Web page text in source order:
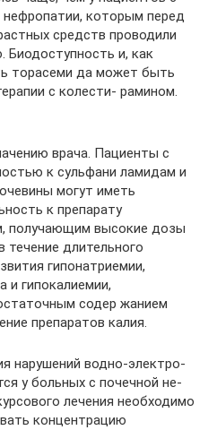
которым перед
средств проводили
Биодоступность и, как
торасеми­ да может быть
с колести- рамином.
врача. Пациенты с
к сульфани­ ламидам и
могут иметь
к препарату
получающим высокие дозы
длительного
гипонатриемии,
и гипокалиемии,
содер­ жанием
препаратов калия.
нарушений водно-электро­
у больных с почечной не­
лечения необходимо
концентрацию